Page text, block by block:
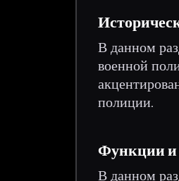
В данном
военной
полиции.
Функции и
В данном